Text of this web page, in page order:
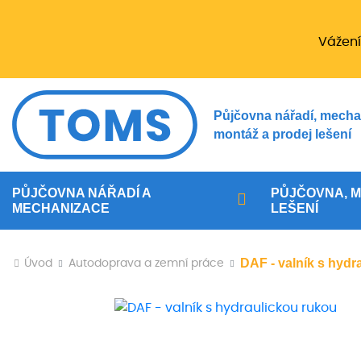
Půjčovna nářadí,
montáž a prodej lešení
PŮJČOVNA NÁŘADÍ A
MECHANIZACE
PŮJČOVNA,
LEŠENÍ
Úvod Autodoprava a zemní práce DAF - valník s